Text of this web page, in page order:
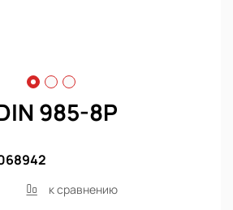
985-8P
к сравнению